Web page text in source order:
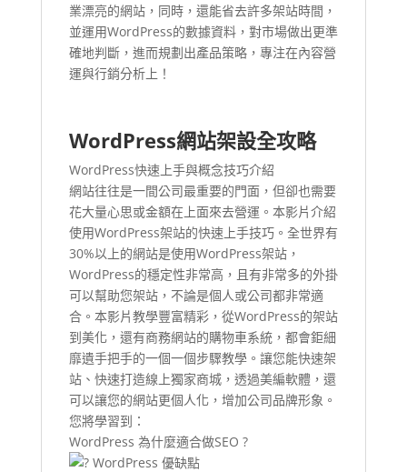
業漂亮的網站，同時，還能省去許多架站時間，
並運用WordPress的數據資料，對市場做出更準
確地判斷，進而規劃出產品策略，專注在內容營
運與行銷分析上！
WordPress網站架設全攻略
WordPress快速上手與概念技巧介紹
網站往往是一間公司最重要的門面，但卻也需要
花大量心思或金額在上面來去營運。本影片介紹
使用WordPress架站的快速上手技巧。全世界有
30%以上的網站是使用WordPress架站，
WordPress的穩定性非常高，且有非常多的外掛
可以幫助您架站，不論是個人或公司都非常適
合。本影片教學豐富精彩，從WordPress的架站
到美化，還有商務網站的購物車系統，都會鉅細
靡遺手把手的一個一個步驟教學。讓您能快速架
站、快速打造線上獨家商城，透過美編軟體，還
可以讓您的網站更個人化，增加公司品牌形象。
您將學習到：
WordPress 為什麼適合做SEO ?
WordPress 優缺點